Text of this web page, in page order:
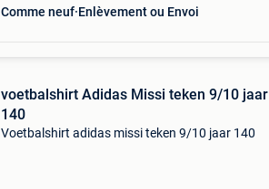
Comme neuf Enlèvement ou Envoi
voetbalshirt Adidas Missi teken 9/10 jaar
140
Voetbalshirt adidas missi teken 9/10 jaar 140